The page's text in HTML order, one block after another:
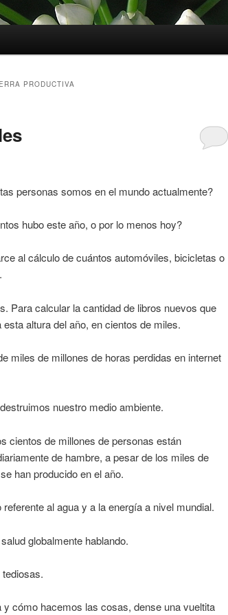
PRODUCTIVA
personas somos en el mundo actualmente?
hubo este año, o por lo menos hoy?
al cálculo de cuántos automóviles, bicicletas o
Para calcular la cantidad de libros nuevos que
altura del año, en cientos de miles.
miles de millones de horas perdidas en internet
nuestro medio ambiente.
cientos de millones de personas están
de hambre, a pesar de los miles de
han producido en el año.
al agua y a la energía a nivel mundial.
globalmente hablando.
cómo hacemos las cosas, dense una vueltita